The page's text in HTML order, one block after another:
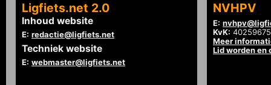
Ligfiets.net 2.0
Inhoud website
E: redactie@ligfiets.net
Techniek website
E: webmaster@ligfiets.net
NVHPV
E:
KvK: 40259675
Meer
Lid worden en